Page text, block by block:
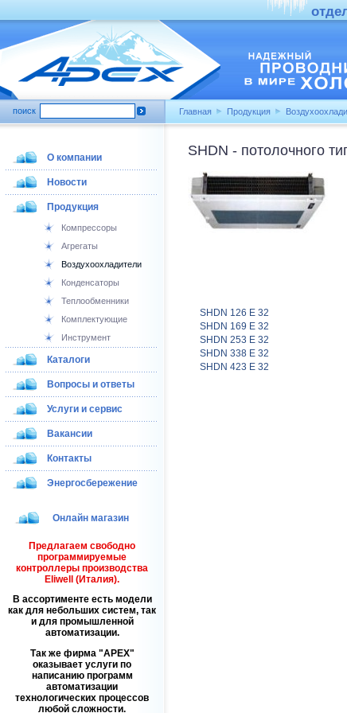
поиск Главная Продукция
О компании
Новости
Продукция
Компрессоры
Агрегаты
Воздухоохладители
Конденсаторы
Теплообменники
Комплектующие
Инструмент
Каталоги
Вопросы и ответы
Услуги и сервис
Вакансии
Контакты
Энергосбережение
Онлайн магазин
Предлагаем свободно
программируемые
контроллеры производства
Eliwell (Италия).
В ассортименте есть модели
как для небольших систем, так
и для промышленной
автоматизации.
Так же фирма
APEX
оказывает услуги по
написанию программ
автоматизации
технологических процессов
любой сложности.
SHDN - потолочного
SHDN 126 E 32
SHDN 169 E 32
SHDN 253 E 32
SHDN 338 E 32
SHDN 423 E 32